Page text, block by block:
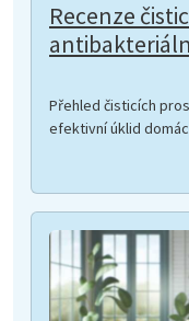
Recenze
Přehled čisticích
efektivní úklid